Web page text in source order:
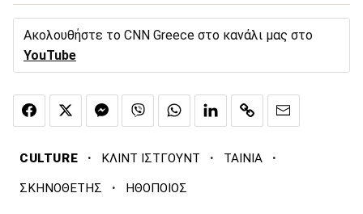
Ακολουθήστε το CNN Greece στο κανάλι μας στο
YouTube
CULTURE · ΚΛΙΝΤ ΙΣΤΓΟΥΝΤ · ΤΑΙΝΙΑ ·
ΣΚΗΝΟΘΕΤΗΣ · ΗΘΟΠΟΙΟΣ